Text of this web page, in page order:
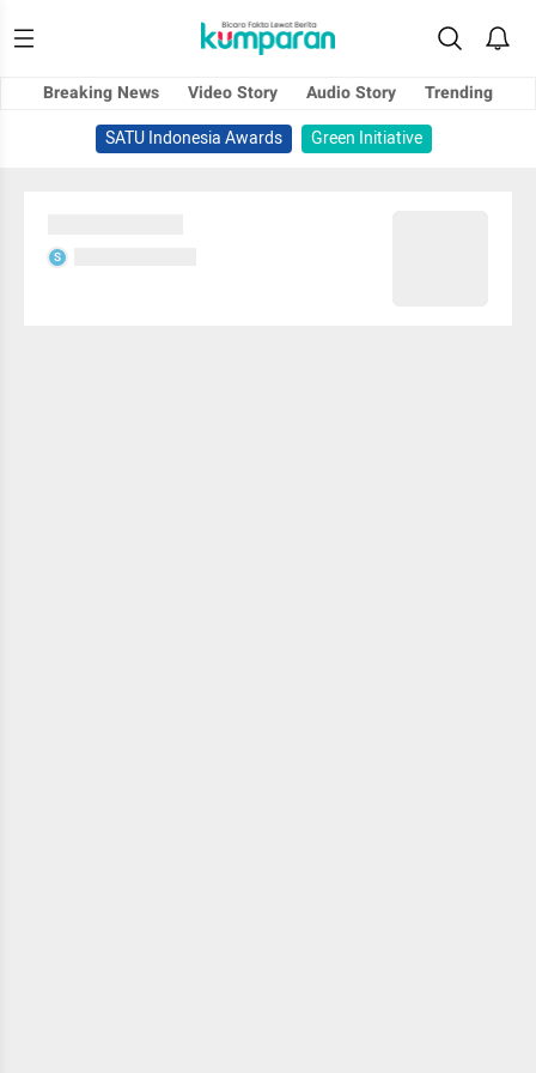
Breaking News Video Story Audio Story
Trending
SATU Indonesia Awards
Green Initiative
S